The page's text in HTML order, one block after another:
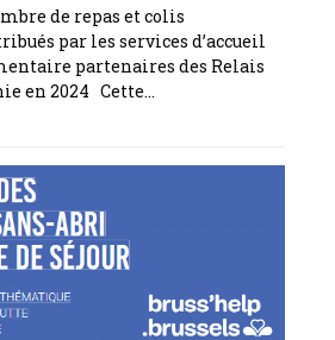
de repas et colis
par les services d’accueil
partenaires des Relais
en 2024 Cette…